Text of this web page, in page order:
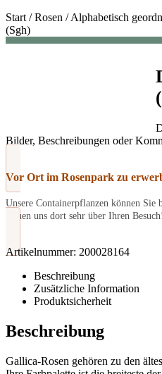
Start /Rosen /Alphabetisch
(Sgh)
Bilder, Beschreibungen oder
Vor Ort im Rosenpark zu
Unsere Containerpflanzen können
freuen uns dort sehr über Ihren Besuch!
Artikelnummer: 200028164
Beschreibung
Zusätzliche Information
Produktsicherheit
Beschreibung
Gallica-Rosen gehören zu den